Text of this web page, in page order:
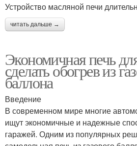
Устройство масляной печи
читать дальше →
Экономичная печь
сделать обогрев из
баллона
Введение
В современном мире многие
ищут экономичные и надежные
гаражей. Одним из популярных